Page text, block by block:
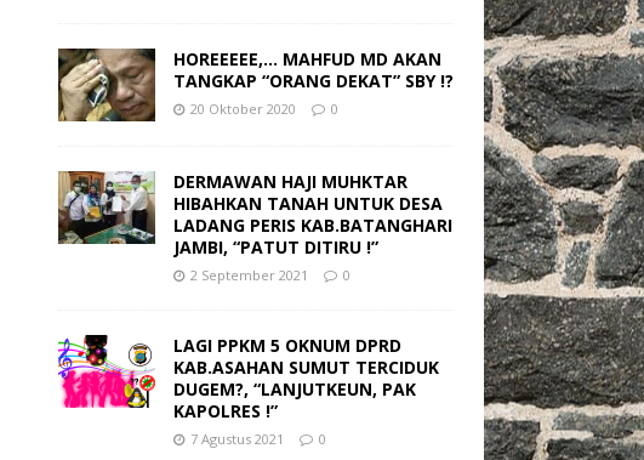
HOREEEEE,… MAHFUD MD AKAN
TANGKAP “ORANG DEKAT” SBY !?
20 Oktober 2020 0
DERMAWAN HAJI MUHKTAR
HIBAHKAN TANAH UNTUK DESA
LADANG PERIS KAB.BATANGHARI
JAMBI, “PATUT DITIRU !”
2 September 2021 0
LAGI PPKM 5 OKNUM DPRD
KAB.ASAHAN SUMUT TERCIDUK
DUGEM?, “LANJUTKEUN, PAK
KAPOLRES !”
7 Agustus 2021 0